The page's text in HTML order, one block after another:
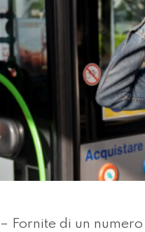
Fornite di un